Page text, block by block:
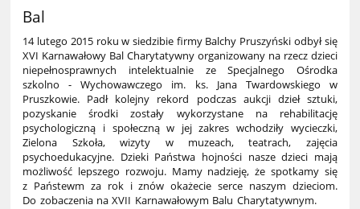
Bal
14 lutego 2015 roku w siedzibie firmy Balchy Pruszyński odbył się
XVI Karnawałowy Bal Charytatywny organizowany na rzecz dzieci
niepełnosprawnych intelektualnie ze Specjalnego Ośrodka
szkolno - Wychowawczego im. ks. Jana Twardowskiego w
Pruszkowie. Padł kolejny rekord podczas aukcji dzieł sztuki,
pozyskanie środki zostały wykorzystane na rehabilitację
psychologiczną i społeczną w jej zakres wchodziły wycieczki,
Zielona Szkoła, wizyty w muzeach, teatrach, zajęcia
psychoedukacyjne. Dzieki Państwa hojności nasze dzieci mają
możliwość lepszego rozwoju. Mamy nadzieję, że spotkamy się
z Państewm za rok i znów okażecie serce naszym dzieciom.
Do zobaczenia na XVII Karnawałowym Balu Charytatywnym.